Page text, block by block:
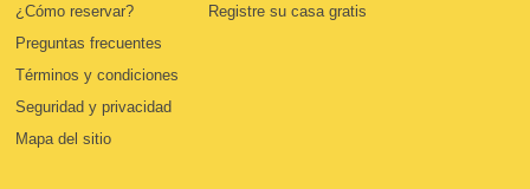
¿Cómo reservar?
Preguntas frecuentes
Términos y condiciones
Seguridad y privacidad
Mapa del sitio
Registre su casa gratis